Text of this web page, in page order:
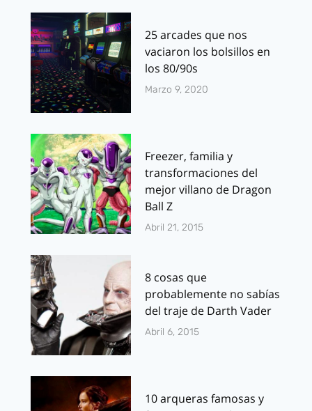
25 arcades que nos
vaciaron los bolsillos en
los 80/90s
Marzo 9, 2020
Freezer, familia y
transformaciones del
mejor villano de Dragon
Ball Z
Abril 21, 2015
8 cosas que
probablemente no sabías
del traje de Darth Vader
Abril 6, 2015
10 arqueras famosas y